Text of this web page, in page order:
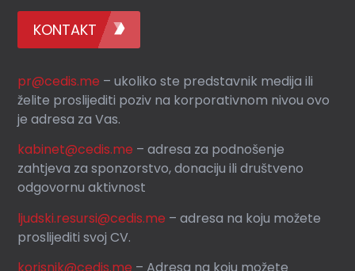
KONTAKT
pr@cedis.me – ukoliko ste predstavnik medija ili
želite proslijediti poziv na korporativnom nivou ovo
je adresa za Vas.
kabinet@cedis.me –adresa za podnošenje
zahtjeva za sponzorstvo, donaciju ili društveno
odgovornu aktivnost
ljudski.resursi@cedis.me – adresa na koju možete
proslijediti svoj CV.